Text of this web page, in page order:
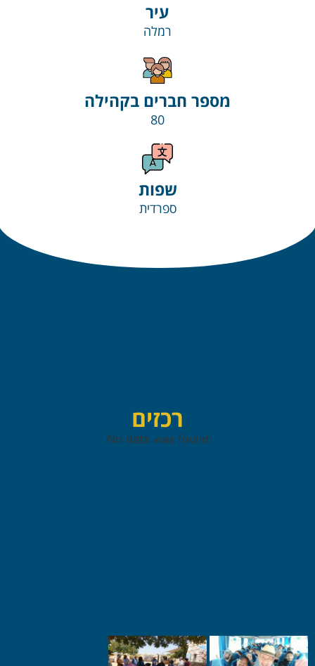
עיר
רמלה
מספר חברים בקהילה
80
שפות
ספרדית
רכזים
No data was found